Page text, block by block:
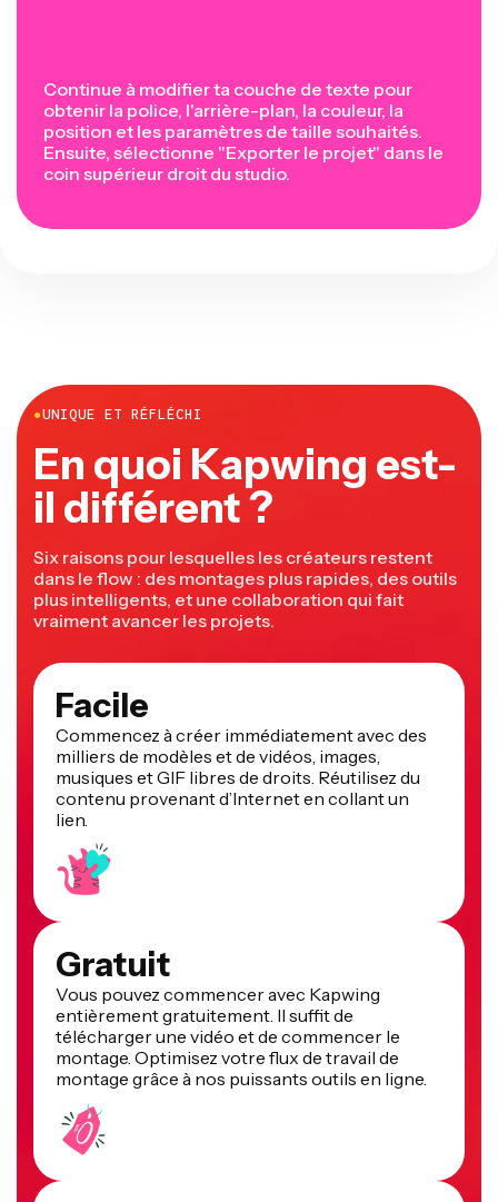
Continue à modifier ta couche de texte pour
obtenir la police, l'arrière-plan, la couleur, la
position et les paramètres de taille souhaités.
Ensuite, sélectionne "Exporter le projet" dans le
coin supérieur droit du studio.
●UNIQUE ET RÉFLÉCHI
En quoi Kapwing est-
il différent ?
Six raisons pour lesquelles les créateurs restent
dans le flow : des montages plus rapides, des outils
plus intelligents, et une collaboration qui fait
vraiment avancer les projets.
Facile
Commencez à créer immédiatement avec des
milliers de modèles et de vidéos, images,
musiques et GIF libres de droits. Réutilisez du
contenu provenant d’Internet en collant un
lien.
Gratuit
Vous pouvez commencer avec Kapwing
entièrement gratuitement. Il suffit de
télécharger une vidéo et de commencer le
montage. Optimisez votre flux de travail de
montage grâce à nos puissants outils en ligne.